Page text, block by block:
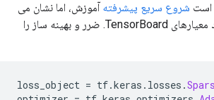
است شروع سریع پیشرفته آموزش، اما نشان می
دهد که چگونه به ورود معیارهای TensorBoard. ضرر و بهینه ساز را
loss_object = tf.keras . losses .